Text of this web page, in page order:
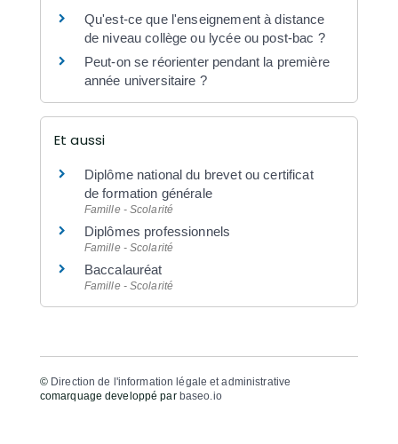
Qu'est-ce que l'enseignement à distance
de niveau collège ou lycée ou post-bac ?
Peut-on se réorienter pendant la première
année universitaire ?
Et aussi
Diplôme national du brevet ou certificat
de formation générale
Famille - Scolarité
Diplômes professionnels
Famille - Scolarité
Baccalauréat
Famille - Scolarité
© Direction de l'information légale et administrative
comarquage developpé par baseo.io